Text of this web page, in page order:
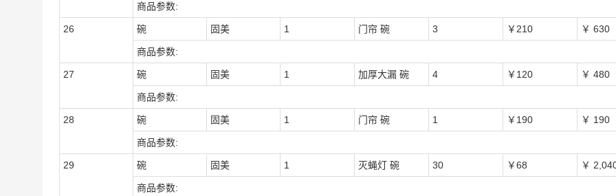
商品参数:
26 碗 固美 1 门帘 碗 3 ￥210 ￥ 630
商品参数:
27 碗 固美 1 加厚大漏 碗 4 ￥120 ￥ 480
商品参数:
28 碗 固美 1 门帘 碗 1 ￥190 ￥ 190
商品参数:
29 碗 固美 1 灭蝇灯 碗 30 ￥68 ￥
商品参数: